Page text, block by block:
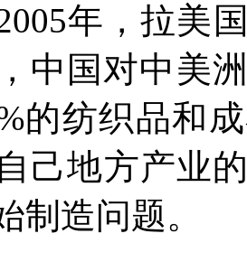
年，拉美
中国对中美
的纺织品和
己地方产业
制造问题。